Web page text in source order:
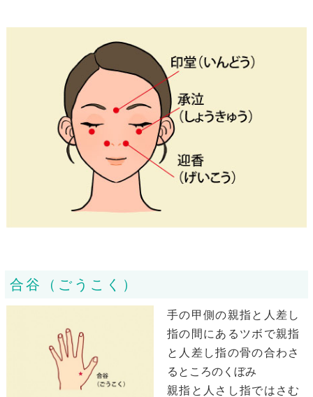
合谷（ごうこく）
手の甲側の親指と人差し
指の間にあるツボで親指
と人差し指の骨の合わさ
るところのくぼみ
親指と人さし指ではさむ